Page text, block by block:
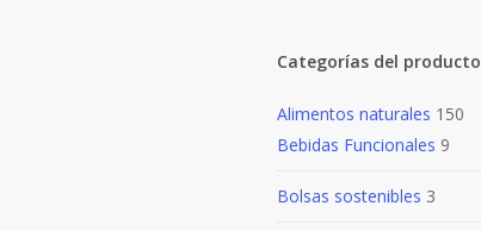
Categorías del producto
Alimentos naturales 150
Bebidas Funcionales 9
Bolsas sostenibles 3